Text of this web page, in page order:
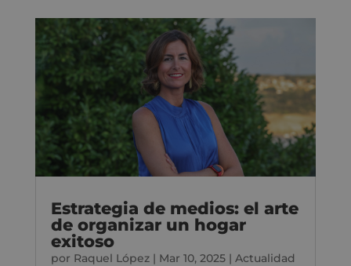
Estrategia de medios: el arte
de organizar un hogar
exitoso
por Raquel López| Mar 10, 2025| Actualidad